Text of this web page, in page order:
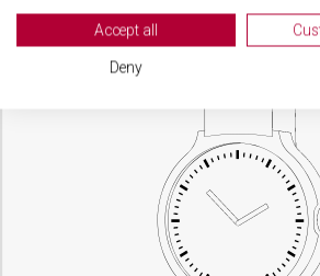
TLOUŠŤKA 9,05 mm
View Partner List (2 IAB Vendors)
We use your data for the following purposes:
Store and/or access information on a
Use limited data to select advertising
Create profiles for personalised
Use profiles to select personalised
Accept all
Deny